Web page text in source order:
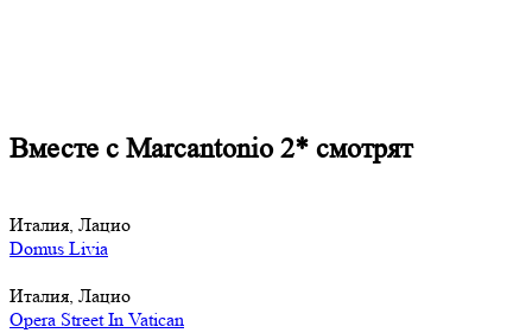
Вместе с Marcantonio 2* смотрят
Италия, Лацио
Domus Livia
Италия, Лацио
Opera Street In Vatican